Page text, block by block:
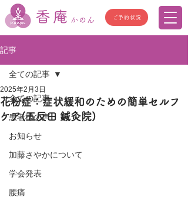
香庵 かのん ご予約状況
記事
全ての記事
患者様の声
お知らせ
加藤さやかについて
学会発表
腰痛
全ての記事
花粉症：症状緩和のための簡単セルフ
ケア(五反田 鍼灸院)
2025年2月3日